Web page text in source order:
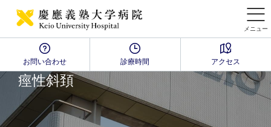
メニュー
お問い合わせ 診療時間 アクセス
Disease Name Search
痙性斜頚